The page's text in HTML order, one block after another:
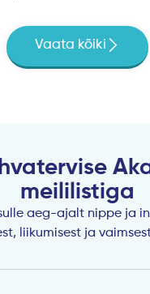
Vaata kõiki
meililistiga
aeg-ajalt nippe ja
liikumisest ja